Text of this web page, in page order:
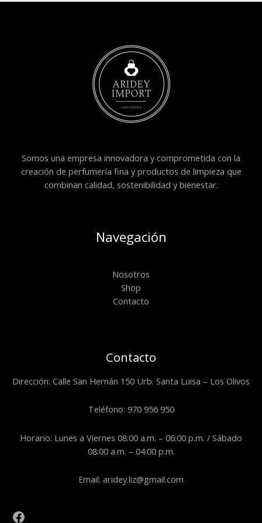
Somos una empresa innovadora y comprometida con la
creación de perfumería fina y productos de limpieza que
combinan calidad, sostenibilidad y bienestar.
Navegación
Nosotros
Shop
Contacto
Contacto
Dirección: Calle San Hernán 150 Urb. Santa Luisa – Los Olivos
Teléfono: 970 956 950
Horario: Lunes a Viernes 08:00 a.m. – 06:00 p.m. / Sábado
08:00 a.m. – 04:00 p.m.
Email: aridey.liz@gmail.com